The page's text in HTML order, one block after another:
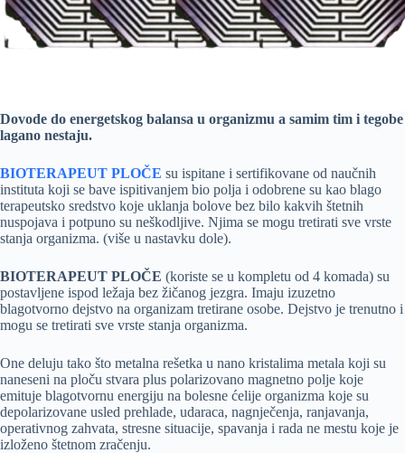
Dovode do energetskog balansa u organizmu a samim tim i tegobe
lagano nestaju.
BIOTERAPEUT PLOČE su ispitane i sertifikovane od naučnih
instituta koji se bave ispitivanjem bio polja i odobrene su kao blago
terapeutsko sredstvo koje uklanja bolove bez bilo kakvih štetnih
nuspojava i potpuno su neškodljive. Njima se mogu tretirati sve vrste
stanja organizma. (više u nastavku dole).
BIOTERAPEUT PLOČE (koriste se u kompletu od 4 komada) su
postavljene ispod ležaja bez žičanog jezgra. Imaju izuzetno
blagotvorno dejstvo na organizam tretirane osobe. Dejstvo je trenutno i
mogu se tretirati sve vrste stanja organizma.
One deluju tako što metalna rešetka u nano kristalima metala koji su
naneseni na ploču stvara plus polarizovano magnetno polje koje
emituje blagotvornu energiju na bolesne ćelije organizma koje su
depolarizovane usled prehlade, udaraca, nagnječenja, ranjavanja,
operativnog zahvata, stresne situacije, spavanja i rada ne mestu koje je
izloženo štetnom zračenju.